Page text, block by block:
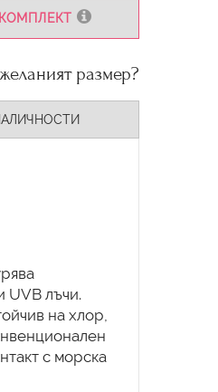
размер?
UVB лъчи.
на хлор,
с морска